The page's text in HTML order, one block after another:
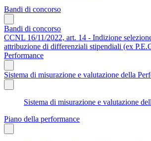
Bandi di concorso
Bandi di concorso
CCNL 16/11/2022, art. 14 - Indizione
attribuzione di differenziali stipendiali (ex
Performance
Sistema di misurazione e valutazione della
Sistema di misurazione e valutazione
Piano della performance